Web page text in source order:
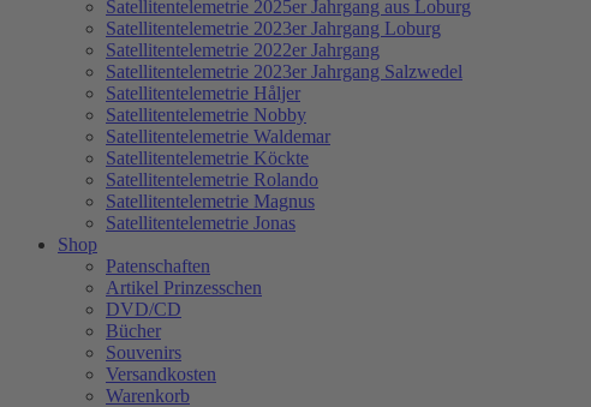
Satellitentelemetrie 2025er Jahrgang aus Loburg
Satellitentelemetrie 2023er Jahrgang Loburg
Satellitentelemetrie 2022er Jahrgang
Satellitentelemetrie 2023er Jahrgang Salzwedel
Satellitentelemetrie Håljer
Satellitentelemetrie Nobby
Satellitentelemetrie Waldemar
Satellitentelemetrie Köckte
Satellitentelemetrie Rolando
Satellitentelemetrie Magnus
Satellitentelemetrie Jonas
Shop
Patenschaften
Artikel Prinzesschen
DVD/CD
Bücher
Souvenirs
Versandkosten
Warenkorb